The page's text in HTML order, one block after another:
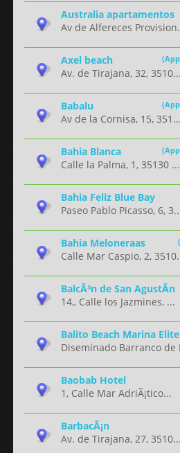
Australia apartamentos
Av de Alfereces
Axel beach
Av. de Tirajana, 32, 3510...
Babalu
Av de la Cornisa, 15, 351...
Bahia Blanca
Calle la Palma, 1, 35130 ...
Bahia Feliz Blue Bay
Paseo Pablo Picasso, 6,
Bahia Meloneraas
Calle Mar Caspio, 2,
BalcÃ³n de San AgustÃ­n
14,, Calle los Jazmines, ...
Balito Beach Marina Elite
Diseminado Barranco de
Baobab Hotel
1, Calle Mar AdriÃ¡tico...
BarbacÃ¡n
Av. de Tirajana, 27, 3510...